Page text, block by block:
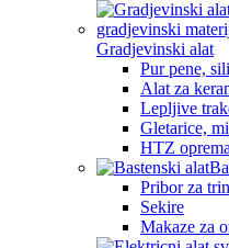
Gradjevinski alat
Pur pene,
Alat za
Lepljive
Gletarice,
HTZ oprema
Pribor za
Sekire
Makaze za